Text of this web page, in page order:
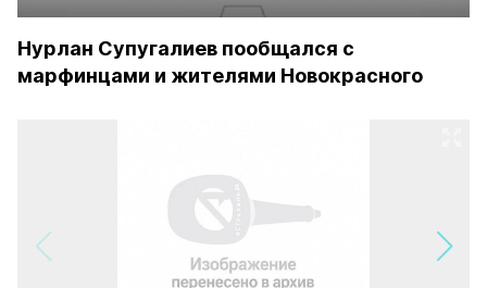
Нурлан Супугалиев пообщался с
марфинцами и жителями Новокрасного